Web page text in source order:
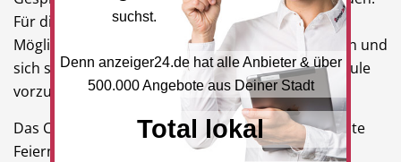
Für die Kleinen ist es zudem eine wunderbare
Möglichkeit, erste soziale Erfahrungen zu sammeln und
sich spielerisch auf den Kindergarten bzw. die Schule
vorzubereiten.
Das Cutie Café Langenfeld lässt sich auch für private
Feiern (max. 50 Personen) wie Geburtstage, etc.
suchst.
Denn anzeiger24.de hat alle Anbieter & über
500.000 Angebote aus Deiner Stadt
Total lokal